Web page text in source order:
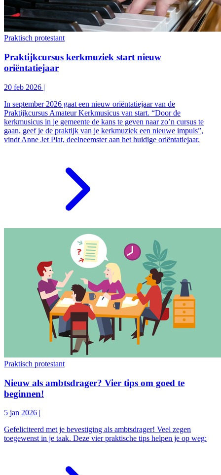
Praktisch protestant
Praktijkcursus kerkmuziek start nieuw
oriëntatiejaar
20 feb 2026 |
In september 2026 gaat een nieuw oriëntatiejaar van de
Praktijkcursus Amateur Kerkmusicus van start. “Door de
kerkmusicus in je gemeente de kans te geven naar zo’n cursus te
gaan, geef je de praktijk van je kerkmuziek een nieuwe impuls”,
vindt Anne Jet Plat, deelneemster aan het huidige oriëntatiejaar.
Praktisch protestant
Nieuw als ambtsdrager? Vier tips om goed te
beginnen!
5 jan 2026 |
Gefeliciteerd met je bevestiging als ambtsdrager! Veel zegen
toegewenst in je taak. Deze vier praktische tips helpen je op weg: